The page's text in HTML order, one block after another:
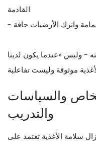
القادمة.
- وليس «عندما يكون لدينا
والسياسات
والتدريب
سلامة الأغذية تعتمد على